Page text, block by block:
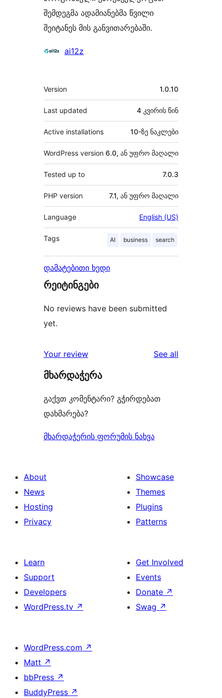
შემდეგმა ადამიანებმა წვილი
შეიტანეს მის განვითარებაში.
მონაწილეები
ai12z
მეტა
Version 1.0.10
Last updated 4 კვირის წინ
Active installations 10-ზე ნაკლები
WordPress version 6.0, ან უფრო მაღალი
Tested up to 7.0.3
PHP version 7.1, ან უფრო მაღალი
Language English (US)
Tags AI business search
დამატებითი ხედი
რეიტინგები
No reviews have been submitted
yet.
Your review See all
მხარდაჭერა
გაქვთ კომენტარი? გჭირდებათ
დახმარება?
მხარდაჭერის ფორუმის ნახვა
About
News
Hosting
Privacy
Showcase
Themes
Plugins
Patterns
Learn
Support
Developers
WordPress.tv ↗
Get Involved
Events
Donate ↗
Swag ↗
WordPress.com ↗
Matt ↗
bbPress ↗
BuddyPress ↗